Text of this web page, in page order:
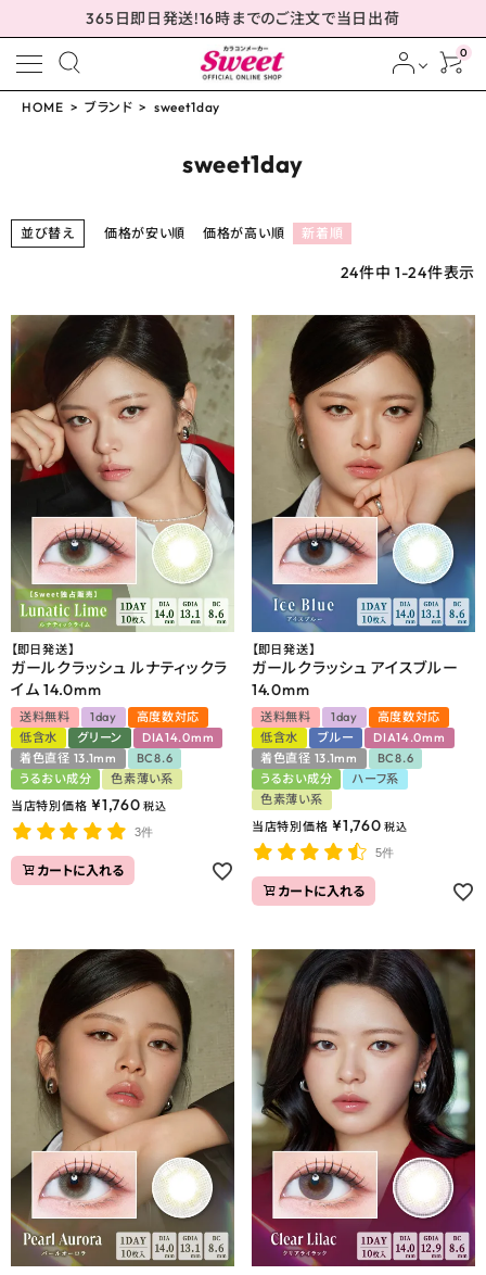
365日即日発送!16時までのご注文で当日出荷
0
meeting_room ログイン person
発送について
お支払い方法について
お買い物ガイド
お問い合わせ
よくあるご質問
ブログページ
HOME ブランド sweet1day
sweet1day
並び替え 価格が安い順 価格が高い順 新着順
24件中 1-24件表示
【即日発送】
ガールクラッシュ ルナティックラ
イム 14.0mm
送料無料 1day
高度数対応
低含水
グリーン
DIA14.0mm
着色直径 13.1mm
BC8.6
うるおい成分
色素薄い系
当店特別価格 ¥1,760 税込
3件
カートに入れる
【即日発送】
ガールクラッシュ アイスブルー
14.0mm
送料無料 1day
高度数対応
低含水
ブルー
DIA14.0mm
着色直径 13.1mm
BC8.6
うるおい成分
ハーフ系
色素薄い系
当店特別価格 ¥1,760 税込
5件
カートに入れる